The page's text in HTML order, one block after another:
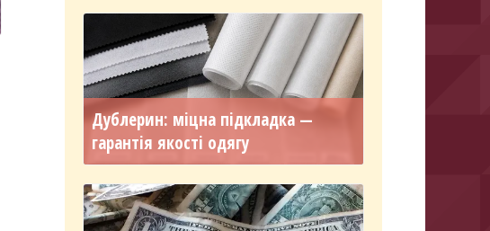
Дублерин: міцна підкладка —
гарантія якості одягу